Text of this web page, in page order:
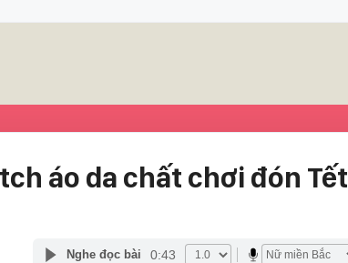
áo da chất chơi đón Tết
Nghe đọc bài 0:43